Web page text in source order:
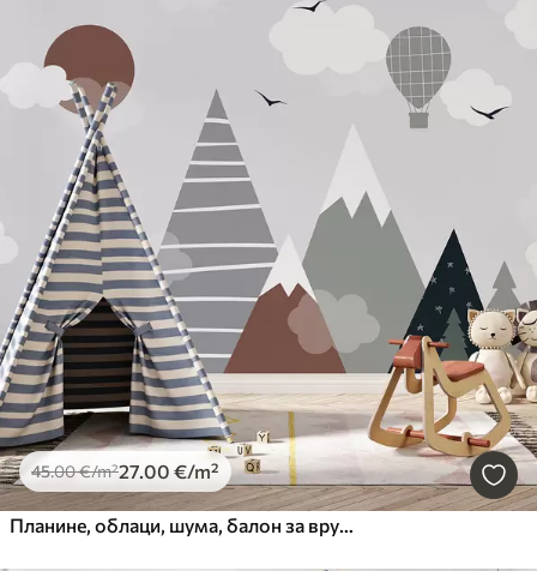
45.00€/m²27.00 €/m²
Планине, облаци, шума, балон за вруће ваздуха, сунце и птице